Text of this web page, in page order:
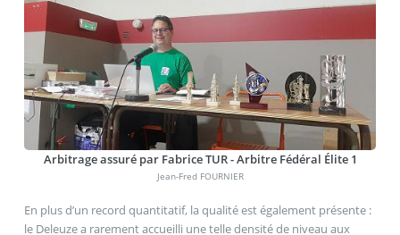
Arbitrage assuré par Fabrice TUR - Arbitre Fédéral Élite 1
Jean-Fred FOURNIER
En plus d’un record quantitatif, la qualité est également présente :
le Deleuze a rarement accueilli une telle densité de niveau aux